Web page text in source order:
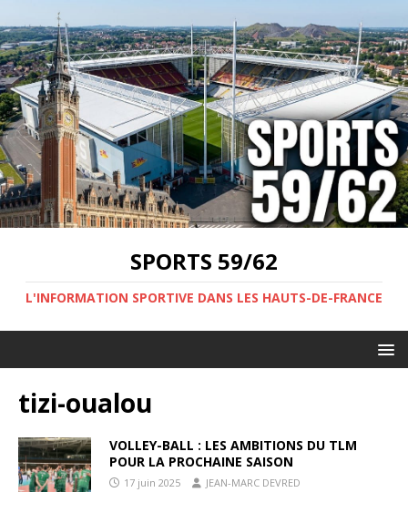
SPORTS 59/62
L'INFORMATION SPORTIVE DANS LES HAUTS-DE-FRANCE
tizi-oualou
VOLLEY-BALL : LES AMBITIONS DU TLM
POUR LA PROCHAINE SAISON
17 juin 2025 JEAN-MARC DEVRED